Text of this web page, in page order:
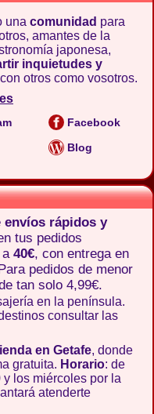
una comunidad para
amantes de la
japonesa,
inquietudes y
con otros como vosotros.
Facebook
Blog
envíos rápidos y
tus pedidos
a 40€, con entrega en
pedidos de menor
tan solo 4,99€.
en la península.
consultar las
en Getafe, donde
gratuita. Horario: de
y los miércoles por la
atenderte